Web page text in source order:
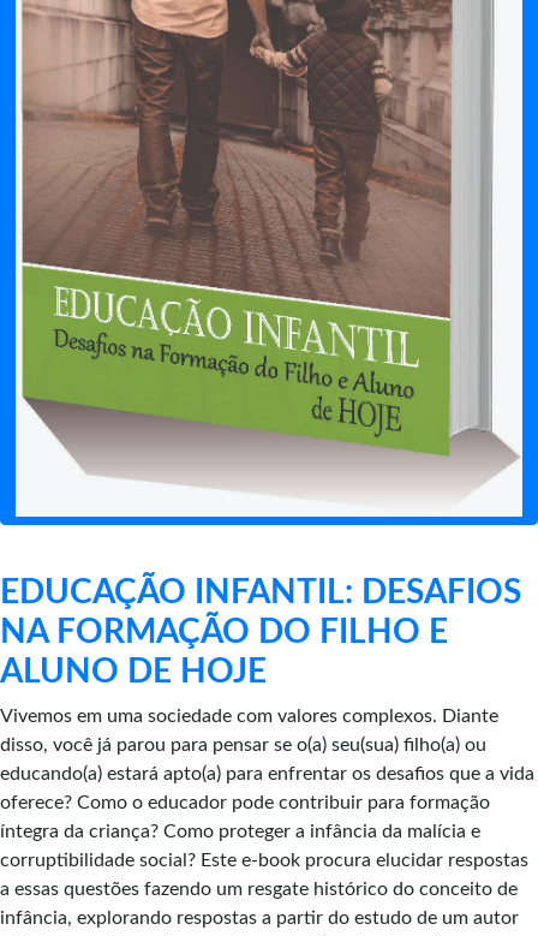
EDUCAÇÃO INFANTIL: DESAFIOS
NA FORMAÇÃO DO FILHO E
ALUNO DE HOJE
Vivemos em uma sociedade com valores complexos. Diante
disso, você já parou para pensar se o(a) seu(sua) filho(a) ou
educando(a) estará apto(a) para enfrentar os desafios que a vida
oferece? Como o educador pode contribuir para formação
íntegra da criança? Como proteger a infância da malícia e
corruptibilidade social? Este e-book procura elucidar respostas
a essas questões fazendo um resgate histórico do conceito de
infância, explorando respostas a partir do estudo de um autor